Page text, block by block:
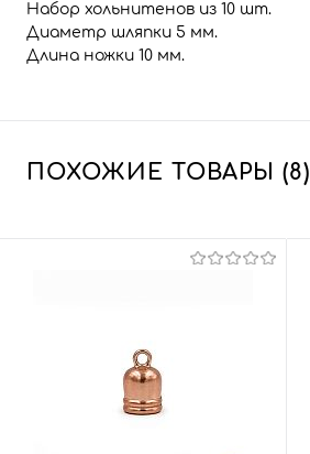
Набор хольнитенов из 10 шт.
Диаметр шляпки 5 мм.
Длина ножки 10 мм.
ПОХОЖИЕ ТОВАРЫ (8)